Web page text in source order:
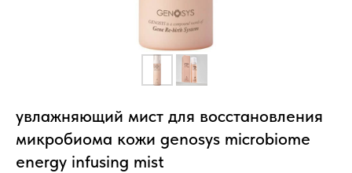
увлажняющий мист для восстановления
микробиома кожи genosys microbiome
energy infusing mist